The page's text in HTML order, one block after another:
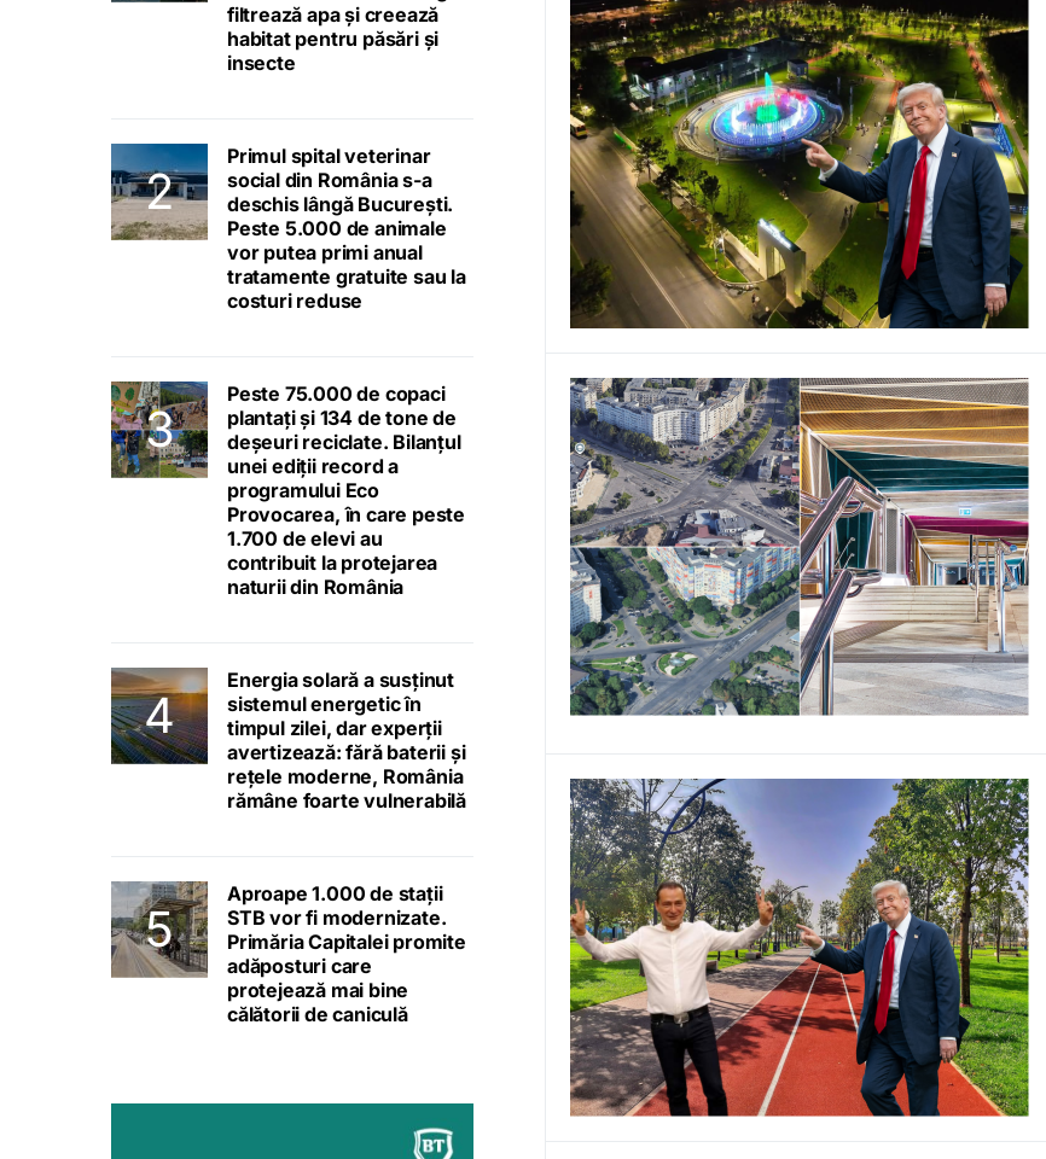
filtrează apa și creează
habitat pentru păsări și
insecte
Primul spital veterinar
social din România s-a
deschis lângă București.
Peste 5.000 de animale
vor putea primi anual
tratamente gratuite sau la
costuri reduse
Peste 75.000 de copaci
plantați și 134 de tone de
deșeuri reciclate. Bilanțul
unei ediții record a
programului Eco
Provocarea, în care peste
1.700 de elevi au
contribuit la protejarea
naturii din România
Energia solară a susținut
sistemul energetic în
timpul zilei, dar experții
avertizează: fără baterii și
rețele moderne, România
rămâne foarte vulnerabilă
Aproape 1.000 de stații
STB vor fi modernizate.
Primăria Capitalei promite
adăposturi care
protejează mai bine
călătorii de caniculă